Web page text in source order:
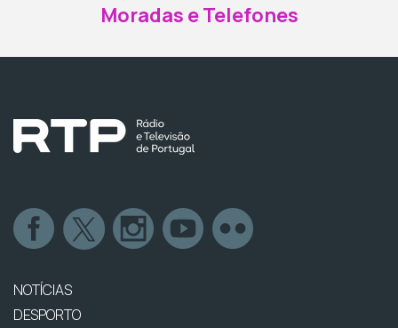
Moradas e Telefones
NOTÍCIAS
DESPORTO